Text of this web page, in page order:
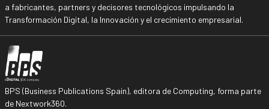
a fabricantes, partners y decisores tecnológicos impulsando la
Transformación Digital, la Innovación y el crecimiento empresarial.
BPS (Business Publications Spain), editora de Computing, forma parte
de Nextwork360.